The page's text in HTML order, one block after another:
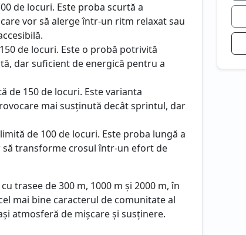
de locuri. Este proba scurtă a
vor să alerge într-un ritm relaxat sau
de locuri. Este o probă potrivită
dar suficient de energică pentru a
de 150 de locuri. Este varianta
mai susținută decât sprintul, dar
de 100 de locuri. Este proba lungă a
să transforme crosul într-un efort de
trasee de 300 m, 1000 m și 2000 m, în
mai bine caracterul de comunitate al
atmosferă de mișcare și susținere.